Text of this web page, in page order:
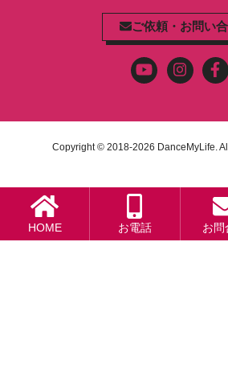
HOME お電話 お問
ご依頼・お問い
Copyright © 2018-2026 DanceMyLife.